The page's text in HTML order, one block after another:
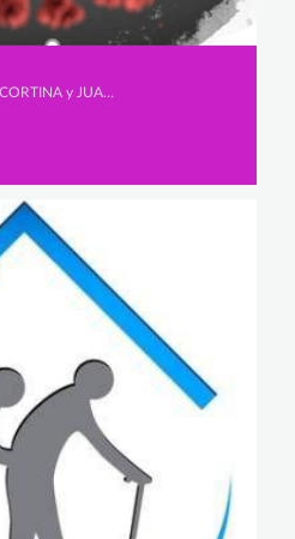
Secundaria, MARTA LÁZARO CORTINA y JUAN JOSÉ ZAMORA GONZÁLEZ